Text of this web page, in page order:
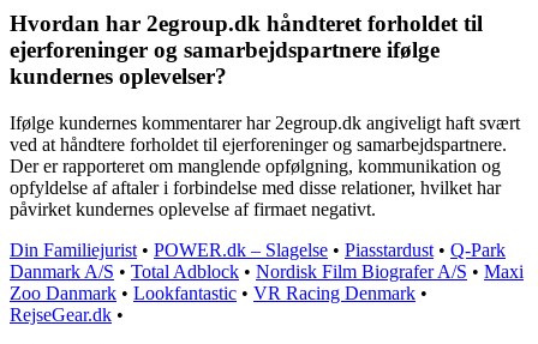
Hvordan har 2egroup.dk håndteret forholdet til
ejerforeninger og samarbejdspartnere ifølge
kundernes oplevelser?
Ifølge kundernes kommentarer har 2egroup.dk angiveligt haft svært
ved at håndtere forholdet til ejerforeninger og samarbejdspartnere.
Der er rapporteret om manglende opfølgning, kommunikation og
opfyldelse af aftaler i forbindelse med disse relationer, hvilket har
påvirket kundernes oplevelse af firmaet negativt.
Din Familiejurist • POWER.dk – Slagelse • Piasstardust • Q-Park
Danmark A/S • Total Adblock • Nordisk Film Biografer A/S • Maxi
Zoo Danmark • Lookfantastic • VR Racing Denmark •
RejseGear.dk •